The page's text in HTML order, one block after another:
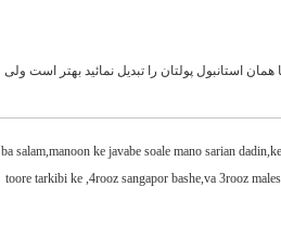
استانبول پولتان را تبدیل نمائید بهتر است ولی
ba salam,manoon ke javabe soale mano sarian
toore tarkibi ke ,4rooz sangapor bashe,va 3rooz